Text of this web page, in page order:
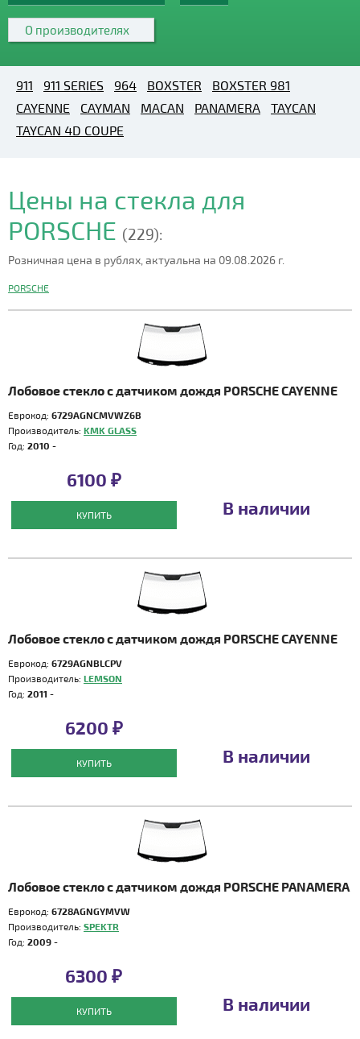
О производителях
911 911 SERIES 964 BOXSTER
BOXSTER 981
CAYENNE
CAYMAN MACAN PANAMERA
TAYCAN
TAYCAN 4D COUPE
Цены на стекла для
PORSCHE (229):
Розничная цена в рублях, актуальна на 09.08.2026 г.
PORSCHE
Лобовое стекло с датчиком дождя PORSCHE CAYENNE
Еврокод: 6729AGNCMVWZ6B
Производитель: KMK GLASS
Год: 2010 -
6100 ₽
КУПИТЬ В наличии
Лобовое стекло с датчиком дождя PORSCHE CAYENNE
Еврокод: 6729AGNBLCPV
Производитель: LEMSON
Год: 2011 -
6200 ₽
КУПИТЬ В наличии
Лобовое стекло с датчиком дождя PORSCHE PANAMERA
Еврокод: 6728AGNGYMVW
Производитель: SPEKTR
Год: 2009 -
6300 ₽
КУПИТЬ В наличии